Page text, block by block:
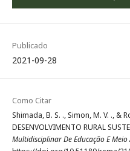
Publicado
2021-09-28
Como Citar
Shimada, B. S. ., Simon, M. V. ., &
DESENVOLVIMENTO RURAL
Multidisciplinar De Educação E